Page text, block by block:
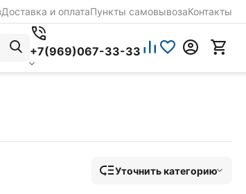
Доставка и оплатаПункты самовывозаКонтакты
+7(969)067-33-33
Уточнить категорию